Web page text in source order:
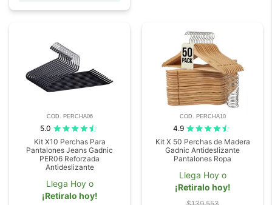
COD. PERCHA06
5.0
Kit X10 Perchas Para
Pantalones Jeans Gadnic
PER06 Reforzada
Antideslizante
Llega Hoy o
¡Retiralo hoy!
COD. PERCHA10
4.9
Kit X 50 Perchas de Madera
Gadnic Antideslizante
Pantalones Ropa
Llega Hoy o
¡Retiralo hoy!